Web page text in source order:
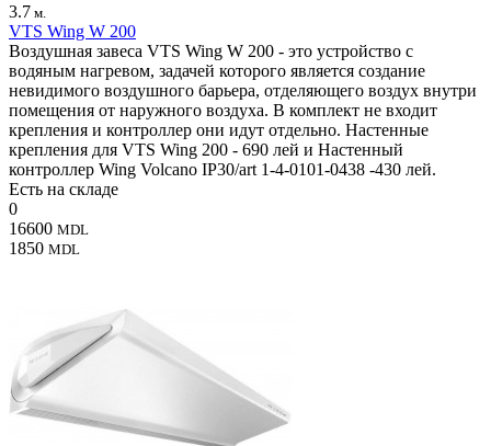
3.7 м.
VTS Wing W 200
Воздушная завеса VTS Wing W 200 - это устройство с
водяным нагревом, задачей которого является создание
невидимого воздушного барьера, отделяющего воздух внутри
помещения от наружного воздуха. В комплект не входит
крепления и контроллер они идут отдельно. Настенные
крепления для VTS Wing 200 - 690 лей и Настенный
контроллер Wing Volcano IP30/art 1-4-0101-0438 -430 лей.
Есть на складе
0
16600 MDL
1850 MDL